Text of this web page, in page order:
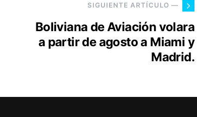
SIGUIENTE ARTÍCULO —
Boliviana de Aviación volara
a partir de agosto a Miami y
Madrid.